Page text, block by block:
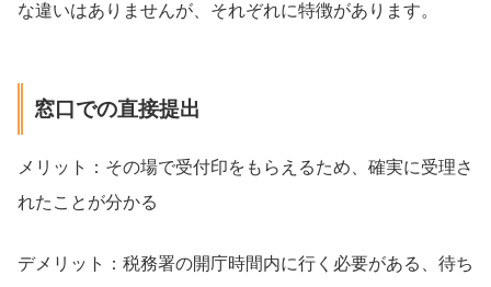
な違いはありませんが、それぞれに特徴があります。
窓口での直接提出
メリット：その場で受付印をもらえるため、確実に受理さ
れたことが分かる
デメリット：税務署の開庁時間内に行く必要がある、待ち